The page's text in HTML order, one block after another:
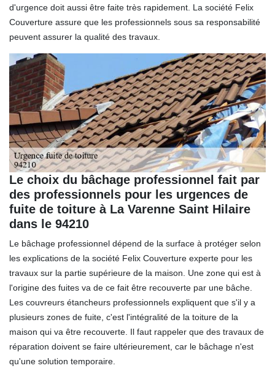
d'urgence doit aussi être faite très rapidement. La société Felix
Couverture assure que les professionnels sous sa responsabilité
peuvent assurer la qualité des travaux.
Le choix du bâchage professionnel fait par
des professionnels pour les urgences de
fuite de toiture à La Varenne Saint Hilaire
dans le 94210
Le bâchage professionnel dépend de la surface à protéger selon
les explications de la société Felix Couverture experte pour les
travaux sur la partie supérieure de la maison. Une zone qui est à
l'origine des fuites va de ce fait être recouverte par une bâche.
Les couvreurs étancheurs professionnels expliquent que s'il y a
plusieurs zones de fuite, c'est l'intégralité de la toiture de la
maison qui va être recouverte. Il faut rappeler que des travaux de
réparation doivent se faire ultérieurement, car le bâchage n'est
qu'une solution temporaire.